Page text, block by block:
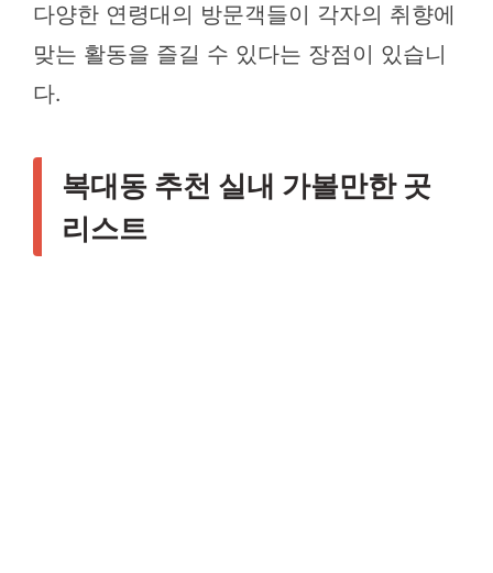
다양한 연령대의 방문객들이 각자의 취향에
맞는 활동을 즐길 수 있다는 장점이 있습니
다.
복대동 추천 실내 가볼만한 곳
리스트